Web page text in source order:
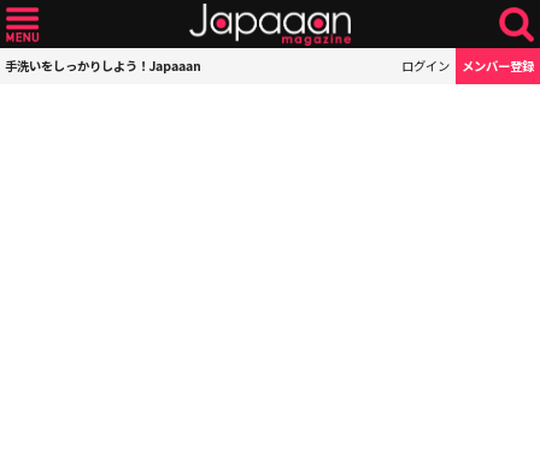
手洗いをしっかりしよう！Japaaan ログイン メンバー登録